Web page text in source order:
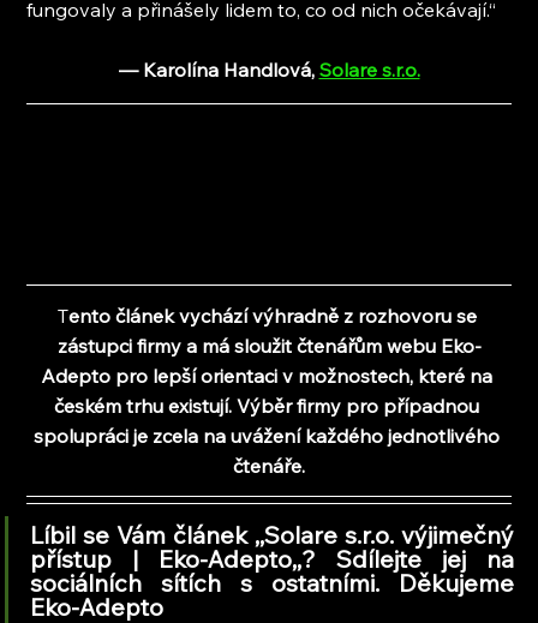
fungovaly a přinášely lidem to, co od nich očekávají.“
— Karolína Handlová, Solare s.r.o.
Tento článek vychází výhradně z rozhovoru se
zástupci firmy a má sloužit čtenářům webu Eko-
Adepto pro lepší orientaci v možnostech, které na
českém trhu existují. Výběr firmy pro případnou
spolupráci je zcela na uvážení každého jednotlivého
čtenáře.
Líbil se Vám článek ,,Solare s.r.o. výjimečný
přístup | Eko-Adepto,,? Sdílejte jej na
sociálních sítích s ostatními. Děkujeme
Eko-Adepto